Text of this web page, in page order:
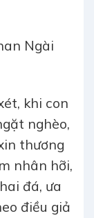
Ngài
khi con
nghèo,
thương
nhân hỡi,
đá, ưa
điều giả